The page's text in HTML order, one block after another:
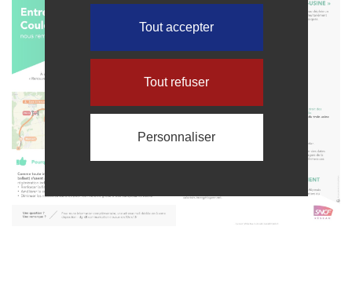
Tout accepter
Tout refuser
Personnaliser